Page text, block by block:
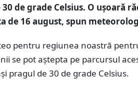
de grade Celsius. O ușoară
de 16 august, spun
pentru regiunea noastră
se pot aștepta pe parcursul
pragul de 30 de grade Celsius.